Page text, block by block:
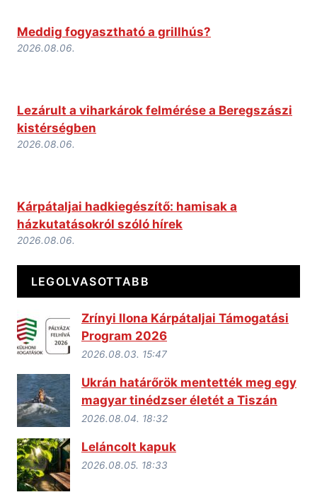
Meddig fogyasztható a grillhús?
2026.08.06.
Lezárult a viharkárok felmérése a Beregszászi
kistérségben
2026.08.06.
Kárpátaljai hadkiegészítő: hamisak a
házkutatásokról szóló hírek
2026.08.06.
LEGOLVASOTTABB
Zrínyi Ilona Kárpátaljai Támogatási
Program 2026
2026.08.03. 15:47
Ukrán határőrök mentették meg egy
magyar tinédzser életét a Tiszán
2026.08.04. 18:32
Leláncolt kapuk
2026.08.05. 18:33